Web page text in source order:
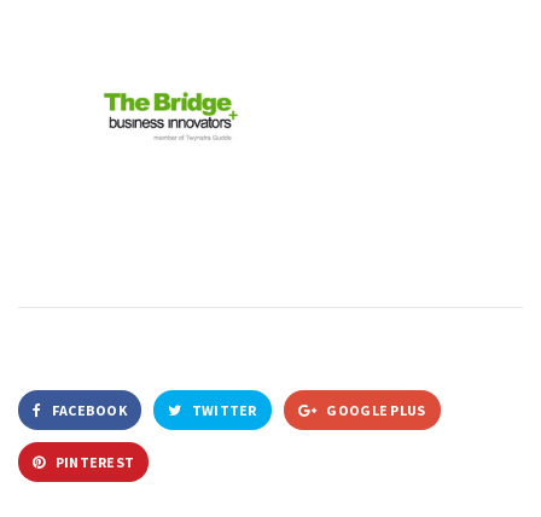
FACEBOOK TWITTER GOOGLE PLUS
PINTEREST